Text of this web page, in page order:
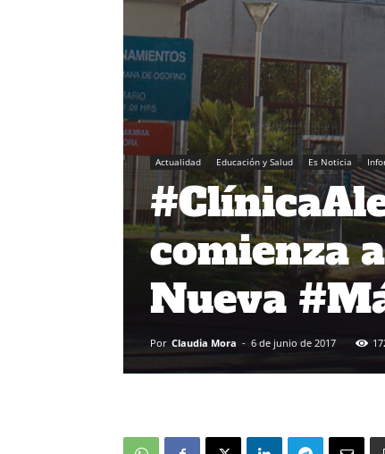
Actualidad Educación y Salud Es Noticia
comienza
Nueva
Por Claudia Mora - 6 de junio de 2017